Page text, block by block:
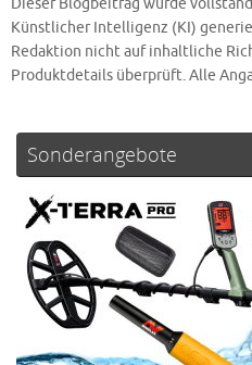
Dieser Blogbeitrag wurde
Künstlicher Intelligenz (KI)
Redaktion nicht auf inhaltliche
Produktdetails überprüft. Alle
Sonderangebote